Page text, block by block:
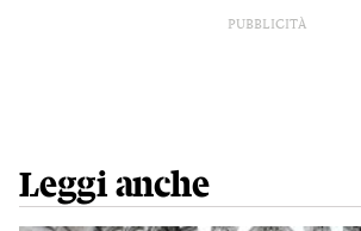
PUBBLICITÀ
Leggi anche